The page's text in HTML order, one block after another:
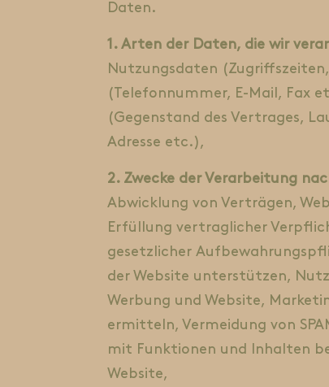
Daten.
1. Arten der Daten, die wir
Nutzungsdaten
(Telefonnummer, E-Mail, Fax
(Gegenstand des Vertrages,
Adresse etc.),
2. Zwecke der Verarbeitung
Abwicklung von Verträgen,
Erfüllung vertraglicher
gesetzlicher
der Website unterstützen,
Werbung und Website,
ermitteln, Vermeidung von
mit Funktionen und Inhalten
Website,